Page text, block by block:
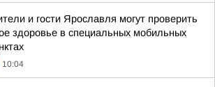
и гости Ярославля могут проверить
здоровье в специальных мобильных
10:04